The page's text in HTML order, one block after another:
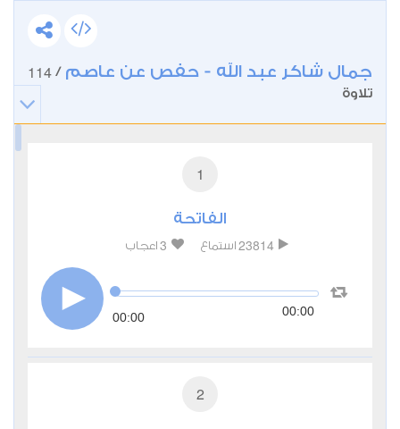
جمال شاكر عبد الله - حفص عن عاصم /
114
تلاوة
1
الفاتحة
23814 استماع 3 اعجاب
00:00 00:00
2